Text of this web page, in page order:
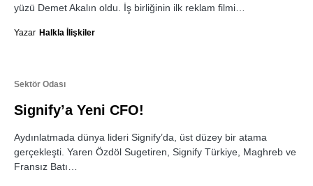
yüzü Demet Akalın oldu. İş birliğinin ilk reklam filmi…
Yazar Halkla İlişkiler
Sektör Odası
Signify’a Yeni CFO!
Aydınlatmada dünya lideri Signify’da, üst düzey bir atama
gerçekleşti. Yaren Özdöl Sugetiren, Signify Türkiye, Maghreb ve
Fransız Batı…